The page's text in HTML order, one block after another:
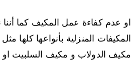
او عدم كفاءة عمل المكيف كما أننا
المكيفات المنزلية بأنواعها كلها
مكيف الدولاب و مكيف السلبيت او